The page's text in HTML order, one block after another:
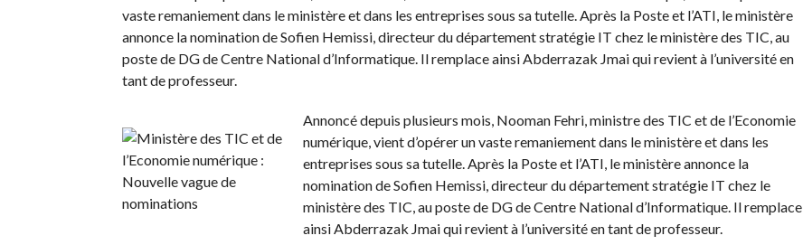
vaste remaniement dans le ministère et dans les entreprises sous sa tutelle. Après la Poste et l’ATI, le ministère
annonce la nomination de Sofien Hemissi, directeur du département stratégie IT chez le ministère des TIC, au
poste de DG de Centre National d’Informatique. Il remplace ainsi Abderrazak Jmai qui revient à l’université en
tant de professeur.
Annoncé depuis plusieurs mois, Nooman Fehri, ministre des TIC et de l’Economie
numérique, vient d’opérer un vaste remaniement dans le ministère et dans les
entreprises sous sa tutelle. Après la Poste et l’ATI, le ministère annonce la
nomination de Sofien Hemissi, directeur du département stratégie IT chez le
ministère des TIC, au poste de DG de Centre National d’Informatique. Il remplace
ainsi Abderrazak Jmai qui revient à l’université en tant de professeur.